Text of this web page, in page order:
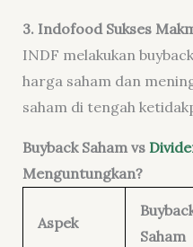
3. Indofood Sukses
INDF melakukan
harga saham dan
saham di tengah
Buyback Saham vs
Menguntungkan?
Aspek
Saham